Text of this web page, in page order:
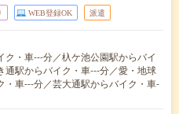
WEB登録OK 派遣
ク・車---分／杁ケ池公園駅からバイ
通駅からバイク・車---分／愛・地球
・車---分／芸大通駅からバイク・車-